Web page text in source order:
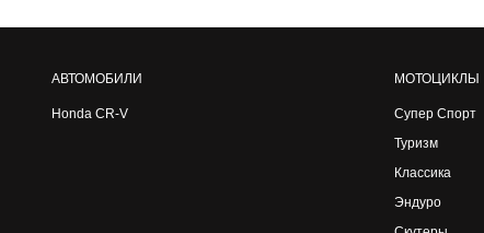
АВТОМОБИЛИ
Honda CR-V
МОТОЦИКЛЫ
Супер Спорт
Туризм
Классика
Эндуро